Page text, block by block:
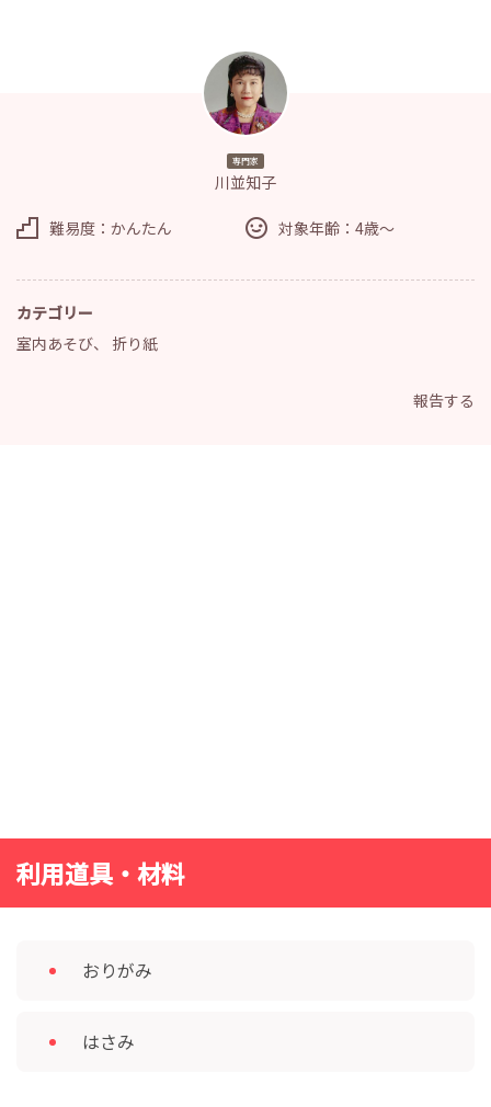
専門家
川並知子
難易度：かんたん 対象年齢：4歳～
カテゴリー
室内あそび、 折り紙
報告する
利用道具・材料
おりがみ
はさみ